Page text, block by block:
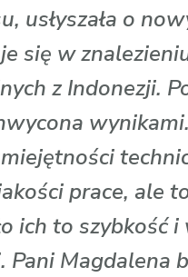
usłyszała o
się w
z Indonezji.
prace, ale
ich to szybkość
Pani Magdalena